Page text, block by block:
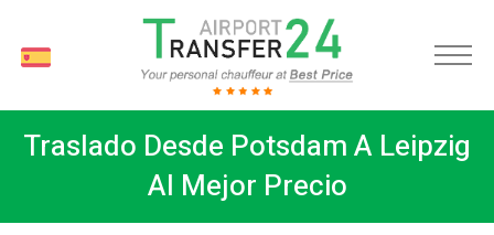
Traslado Desde Potsdam A Leipzig
Al Mejor Precio